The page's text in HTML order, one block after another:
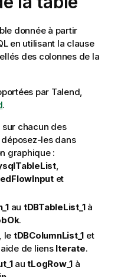
donnée à partir
en utilisant la clause
des colonnes de la
par Talend,
.
chacun des
les dans
graphique :
,
et
au tDBTableList_1à
.
, le tDBColumnList_1 et
de liens Iterate.
autLogRow_1 à